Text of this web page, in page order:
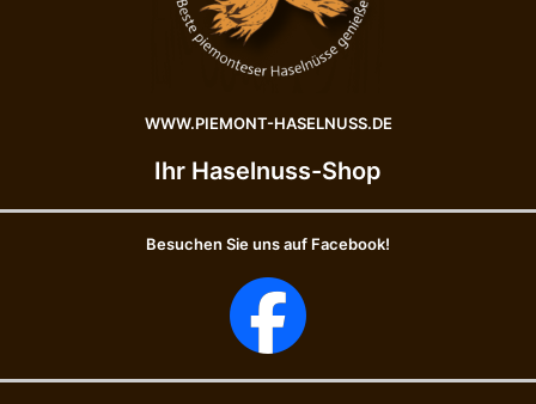
WWW.PIEMONT-HASELNUSS.DE
Ihr Haselnuss-Shop
Besuchen Sie uns auf Facebook!